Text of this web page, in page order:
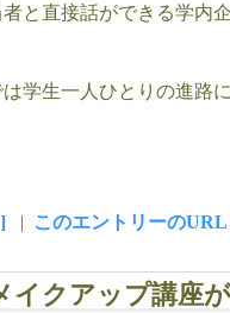
と直接話ができる学内
学生一人ひとりの進路
| このエントリーのURL
イクアップ講座